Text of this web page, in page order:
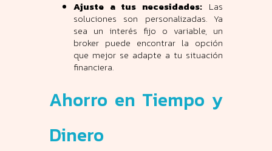
Ajuste a tus necesidades: Las
soluciones son personalizadas. Ya
sea un interés fijo o variable, un
broker puede encontrar la opción
que mejor se adapte a tu situación
financiera.
Ahorro en Tiempo y
Dinero